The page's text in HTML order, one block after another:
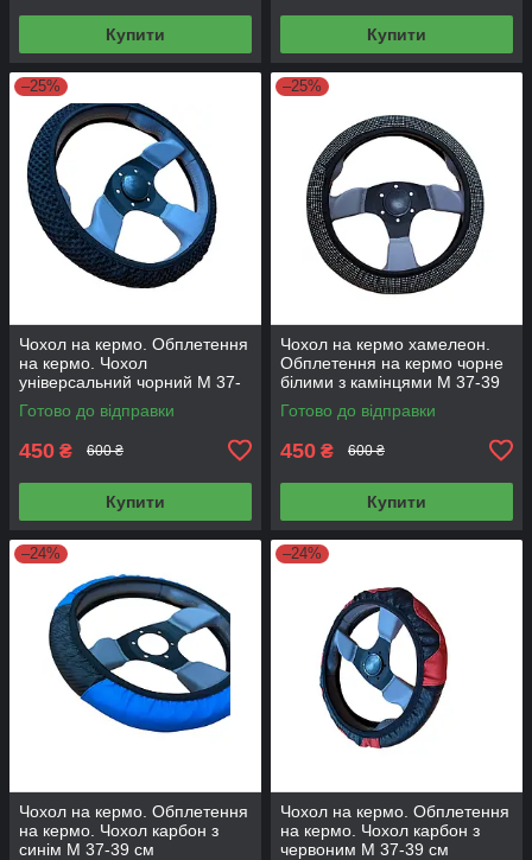
Купити Купити
–25%
Чохол на кермо. Обплетення
на кермо. Чохол
універсальний чорний М 37-
39 см
Готово до відправки
450 ₴ 600 ₴
Купити
–25%
Чохол на кермо хамелеон.
Обплетення на кермо чорне
білими з камінцями М 37-39
Готово до відправки
450 ₴ 600 ₴
Купити
–24%
Чохол на кермо. Обплетення
на кермо. Чохол карбон з
синім М 37-39 см
–24%
Чохол на кермо. Обплетення
на кермо. Чохол карбон з
червоним М 37-39 см